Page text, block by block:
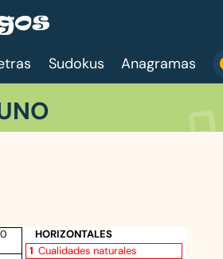
Sudokus Anagramas
HORIZONTALES
1Cualidades naturales